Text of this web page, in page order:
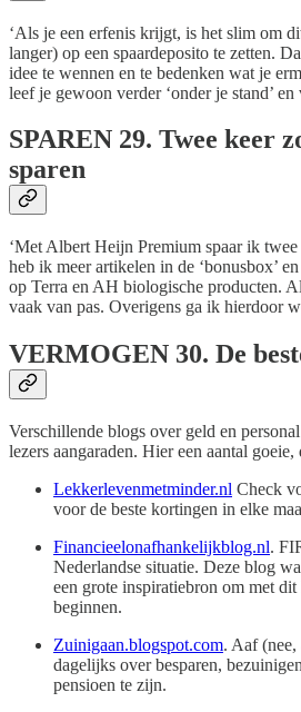
‘Als je een erfenis krijgt, is het slim om
langer) op een spaardeposito te zetten.
idee te wennen en te bedenken wat je
leef je gewoon verder ‘onder je stand’
SPAREN 29. Twee keer
sparen
‘Met Albert Heijn Premium spaar ik
heb ik meer artikelen in de ‘bonusbox’
op Terra en AH biologische producten.
vaak van pas. Overigens ga ik hierdoor
VERMOGEN 30. De
Verschillende blogs over geld en
lezers aangaraden. Hier een aantal
Lekkerlevenmetminder.nl Check
voor de beste kortingen in elke
Financieelonafhankelijkblog.nl.
Nederlandse situatie. Deze blog
een grote inspiratiebron om met
beginnen.
Zuinigaan.blogspot.com. Aaf
dagelijks over besparen,
pensioen te zijn.